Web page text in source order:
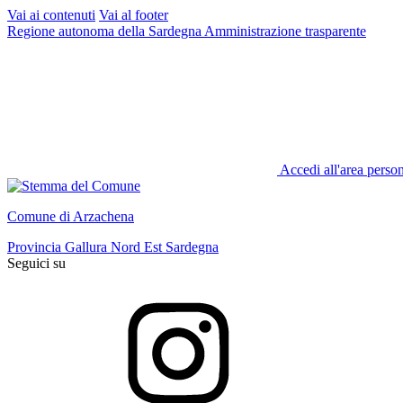
Vai ai contenuti Vai al footer
Regione autonoma della Sardegna Amministrazione trasparente
Accedi all'area
Comune di Arzachena
Provincia Gallura Nord Est Sardegna
Seguici su